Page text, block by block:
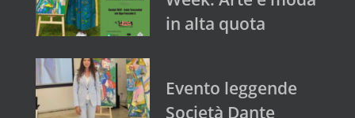
in alta quota
Evento leggende
Società Dante